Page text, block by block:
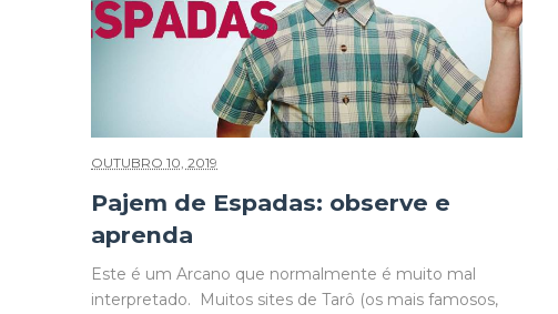
OUTUBRO 10, 2019
Pajem de Espadas: observe e
aprenda
Este é um Arcano que normalmente é muito mal
interpretado. Muitos sites de Tarô (os mais famosos,